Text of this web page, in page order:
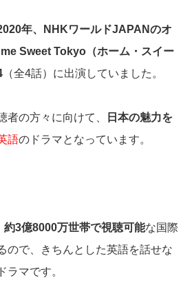
年、NHKワールドJAPANのオ
Sweet Tokyo（ホーム・スイー
（全4話）に出演していました。
者の方々に向けて、
日本の魅力を
語のドラマとなっています。
約3億8000万世帯で視聴可能な国際
ので、きちんとした英語を話せな
ラマです。